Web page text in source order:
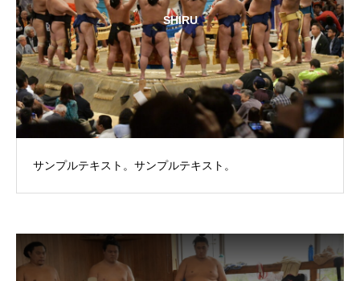
SHIRU
サンプルテキスト。サンプルテキスト。